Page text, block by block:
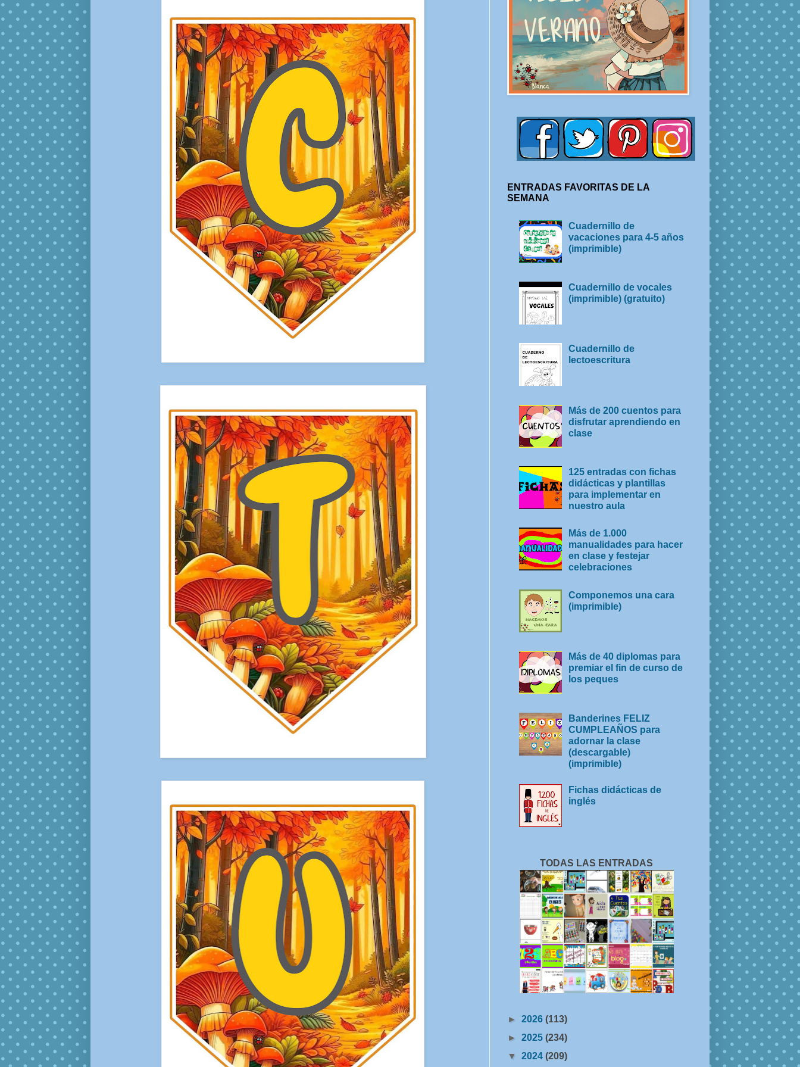
ENTRADAS FAVORITAS DE LA
SEMANA
Cuadernillo de
vacaciones para 4-5 años
(imprimible)
Cuadernillo de vocales
(imprimible) (gratuito)
Cuadernillo de
lectoescritura
Más de 200 cuentos para
disfrutar aprendiendo en
clase
125 entradas con fichas
didácticas y plantillas
para implementar en
nuestro aula
Más de 1.000
manualidades para hacer
en clase y festejar
celebraciones
Componemos una cara
(imprimible)
Más de 40 diplomas para
premiar el fin de curso de
los peques
Banderines FELIZ
CUMPLEAÑOS para
adornar la clase
(descargable)
(imprimible)
Fichas didácticas de
inglés
TODAS LAS ENTRADAS
► 2026 (113)
► 2025 (234)
▼ 2024 (209)